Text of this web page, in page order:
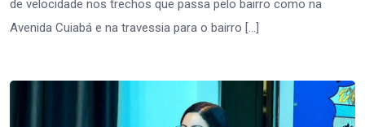
de velocidade nos trechos que passa pelo bairro como na
Avenida Cuiabá e na travessia para o bairro […]